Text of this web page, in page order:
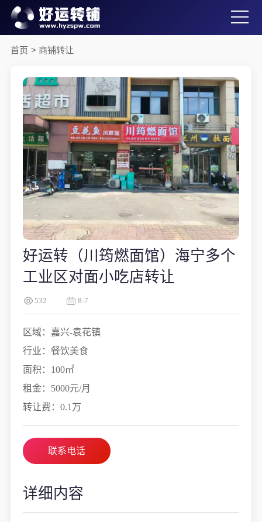
首页 > 商铺转让
好运转（川筠燃面馆）海宁多个
工业区对面小吃店转让
532 8-7
区域：嘉兴-袁花镇
行业：餐饮美食
面积：100㎡
租金：5000元/月
转让费：0.1万
联系电话
详细内容